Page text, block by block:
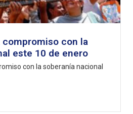
con la
este 10 de enero
con la soberanía nacional